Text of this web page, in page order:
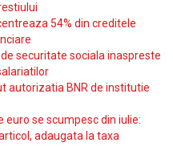
54% din creditele
securitate sociala inaspreste
autorizatia BNR de institutie
euro se scumpesc din iulie:
adaugata la taxa